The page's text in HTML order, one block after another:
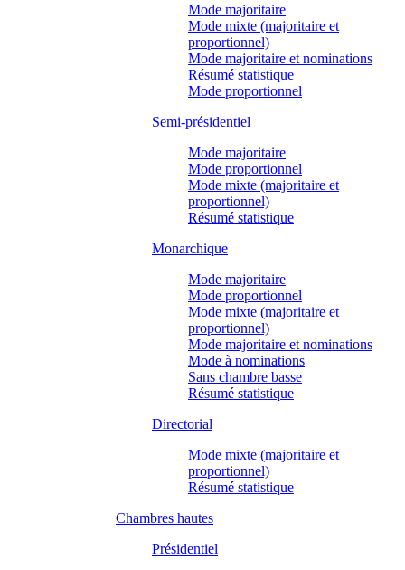
Mode majoritaire
Mode mixte (majoritaire et
proportionnel)
Mode majoritaire et nominations
Résumé statistique
Mode proportionnel
Semi-présidentiel
Mode majoritaire
Mode proportionnel
Mode mixte (majoritaire et
proportionnel)
Résumé statistique
Monarchique
Mode majoritaire
Mode proportionnel
Mode mixte (majoritaire et
proportionnel)
Mode majoritaire et nominations
Mode à nominations
Sans chambre basse
Résumé statistique
Directorial
Mode mixte (majoritaire et
proportionnel)
Résumé statistique
Chambres hautes
Présidentiel